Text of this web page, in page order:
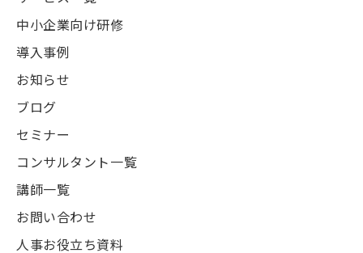
中小企業向け研修
導入事例
お知らせ
ブログ
セミナー
コンサルタント一覧
講師一覧
お問い合わせ
人事お役立ち資料